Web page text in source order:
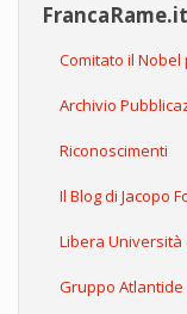
FrancaRame.it
Comitato il Nobel
Archivio
Riconoscimenti
Il Blog di Jacopo
Libera Università
Gruppo Atlantide